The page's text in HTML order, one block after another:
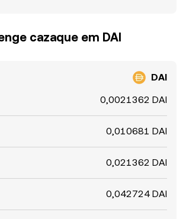
cazaque em DAI
DAI
0,0021362 DAI
0,010681 DAI
0,021362 DAI
0,042724 DAI